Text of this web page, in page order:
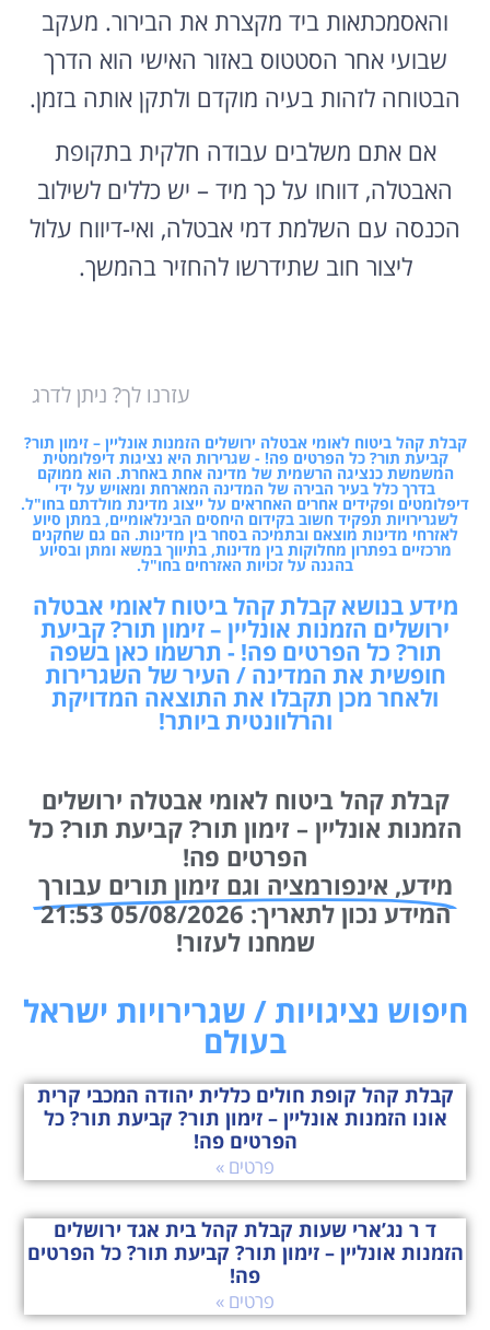
והאסמכתאות ביד מקצרת את הבירור. מעקב
שבועי אחר הסטטוס באזור האישי הוא הדרך
הבטוחה לזהות בעיה מוקדם ולתקן אותה בזמן.
אם אתם משלבים עבודה חלקית בתקופת
האבטלה, דווחו על כך מיד – יש כללים לשילוב
הכנסה עם השלמת דמי אבטלה, ואי-דיווח עלול
ליצור חוב שתידרשו להחזיר בהמשך.
עזרנו לך? ניתן לדרג
קבלת קהל ביטוח לאומי אבטלה ירושלים הזמנות אונליין – זימון תור?
קביעת תור? כל הפרטים פה! - שגרירות היא נציגות דיפלומטית
המשמשת כנציגה הרשמית של מדינה אחת באחרת. הוא ממוקם
בדרך כלל בעיר הבירה של המדינה המארחת ומאויש על ידי
דיפלומטים ופקידים אחרים האחראים על ייצוג מדינת מולדתם בחו"ל.
לשגרירויות תפקיד חשוב בקידום היחסים הבינלאומיים, במתן סיוע
לאזרחי מדינות מוצאם ובתמיכה בסחר בין מדינות. הם גם שחקנים
מרכזיים בפתרון מחלוקות בין מדינות, בתיווך במשא ומתן ובסיוע
בהגנה על זכויות האזרחים בחו"ל.
מידע בנושא קבלת קהל ביטוח לאומי אבטלה
ירושלים הזמנות אונליין – זימון תור? קביעת
תור? כל הפרטים פה! - תרשמו כאן בשפה
חופשית את המדינה / העיר של השגרירות
ולאחר מכן תקבלו את התוצאה המדויקת
והרלוונטית ביותר!
קבלת קהל ביטוח לאומי אבטלה ירושלים
הזמנות אונליין – זימון תור? קביעת תור? כל
הפרטים פה!
מידע, אינפורמציה וגם זימון תורים עבורך
המידע נכון לתאריך: 05/08/2026 21:53
שמחנו לעזור!
חיפוש נציגויות / שגרירויות ישראל
בעולם
קבלת קהל קופת חולים כללית יהודה המכבי קרית
אונו הזמנות אונליין – זימון תור? קביעת תור? כל
הפרטים פה!
פרטים »
ד ר נג’ארי שעות קבלת קהל בית אגד ירושלים
הזמנות אונליין – זימון תור? קביעת תור? כל הפרטים
פה!
פרטים »